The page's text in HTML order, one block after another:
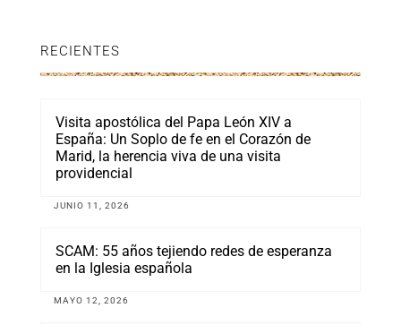
RECIENTES
Visita apostólica del Papa León XIV a
España: Un Soplo de fe en el Corazón de
Marid, la herencia viva de una visita
providencial
JUNIO 11, 2026
SCAM: 55 años tejiendo redes de esperanza
en la Iglesia española
MAYO 12, 2026